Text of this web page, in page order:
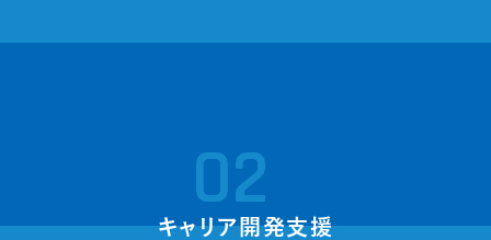
02
キャリア開発支援